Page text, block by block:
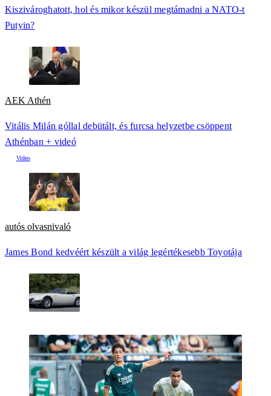
Kiszivároghatott, hol és mikor készül megtámadni a NATO-t
Putyin?
AEK Athén
Vitális Milán góllal debütált, és furcsa helyzetbe csöppent
Athénban + videó
autós olvasnivaló
James Bond kedvéért készült a világ legértékesebb Toyotája